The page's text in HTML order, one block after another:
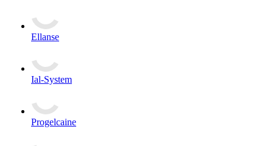
Ellanse
Ial-System
Progelcaine